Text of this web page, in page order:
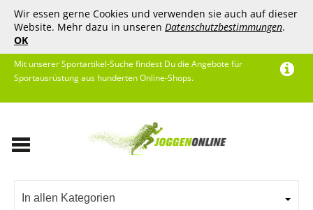
Wir essen gerne Cookies und verwenden sie auch auf dieser
Website. Mehr dazu in unseren Datenschutzbestimmungen.
OK
Mit unserer Sportartikel-Suche findest Du die Angebote für
Sportausrüstung aus hunderten Online-Shops.
In allen Kategorien